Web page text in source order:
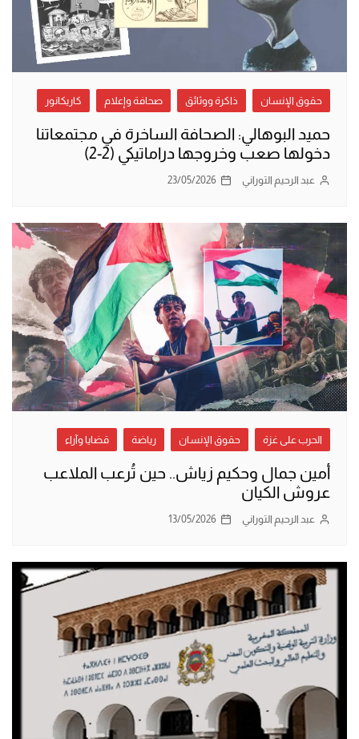
حقوق الإنسان ذاكرة ووثائق صحافة وإعلام كاريكانور
حميد البوهالي: الصحافة الساخرة في مجتمعاتنا
دخولها صعب وخروجها دراماتيكي (2-2)
عبد الرحيم التوراني 23/05/2026
الحرب على غزة حقوق الإنسان رياضة قضايا وآراء
أمين جمال وحكيم زياش.. حين تُرعب الملاعب
عروش الكيان
عبد الرحيم التوراني 13/05/2026